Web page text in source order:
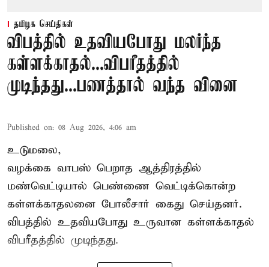
தமிழக செய்திகள்
விபத்தில் உதவியபோது மலர்ந்த
கள்ளக்காதல்...விபரீதத்தில்
முடிந்தது...பணத்தால் வந்த வினை
Published on: 08 Aug 2026, 4:06 am
உடுமலை,
வழக்கை வாபஸ் பெறாத ஆத்திரத்தில்
மண்வெட்டியால் பெண்ணை வெட்டிக்கொன்ற
கள்ளக்காதலனை போலீசார் கைது செய்தனர்.
விபத்தில் உதவியபோது உருவான கள்ளக்காதல்
விபரீதத்தில் முடிந்தது.